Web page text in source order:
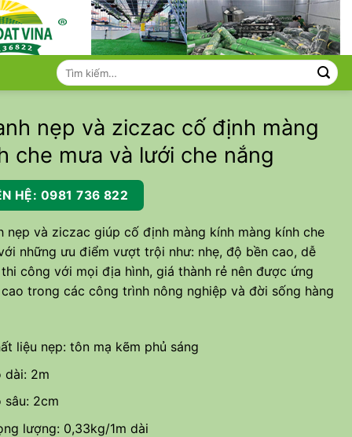
Tìm
kiếm:
nẹp và ziczac cố định màng
che mưa và lưới che nắng
HỆ: 0981 736 822
nẹp và ziczac giúp cố định màng kính màng kính che
những ưu điểm vượt trội như: nhẹ, độ bền cao, dễ
công với mọi địa hình, giá thành rẻ nên được ứng
trong các công trình nông nghiệp và đời sống hàng
liệu nẹp: tôn mạ kẽm phủ sáng
dài: 2m
sâu: 2cm
lượng: 0,33kg/1m dài